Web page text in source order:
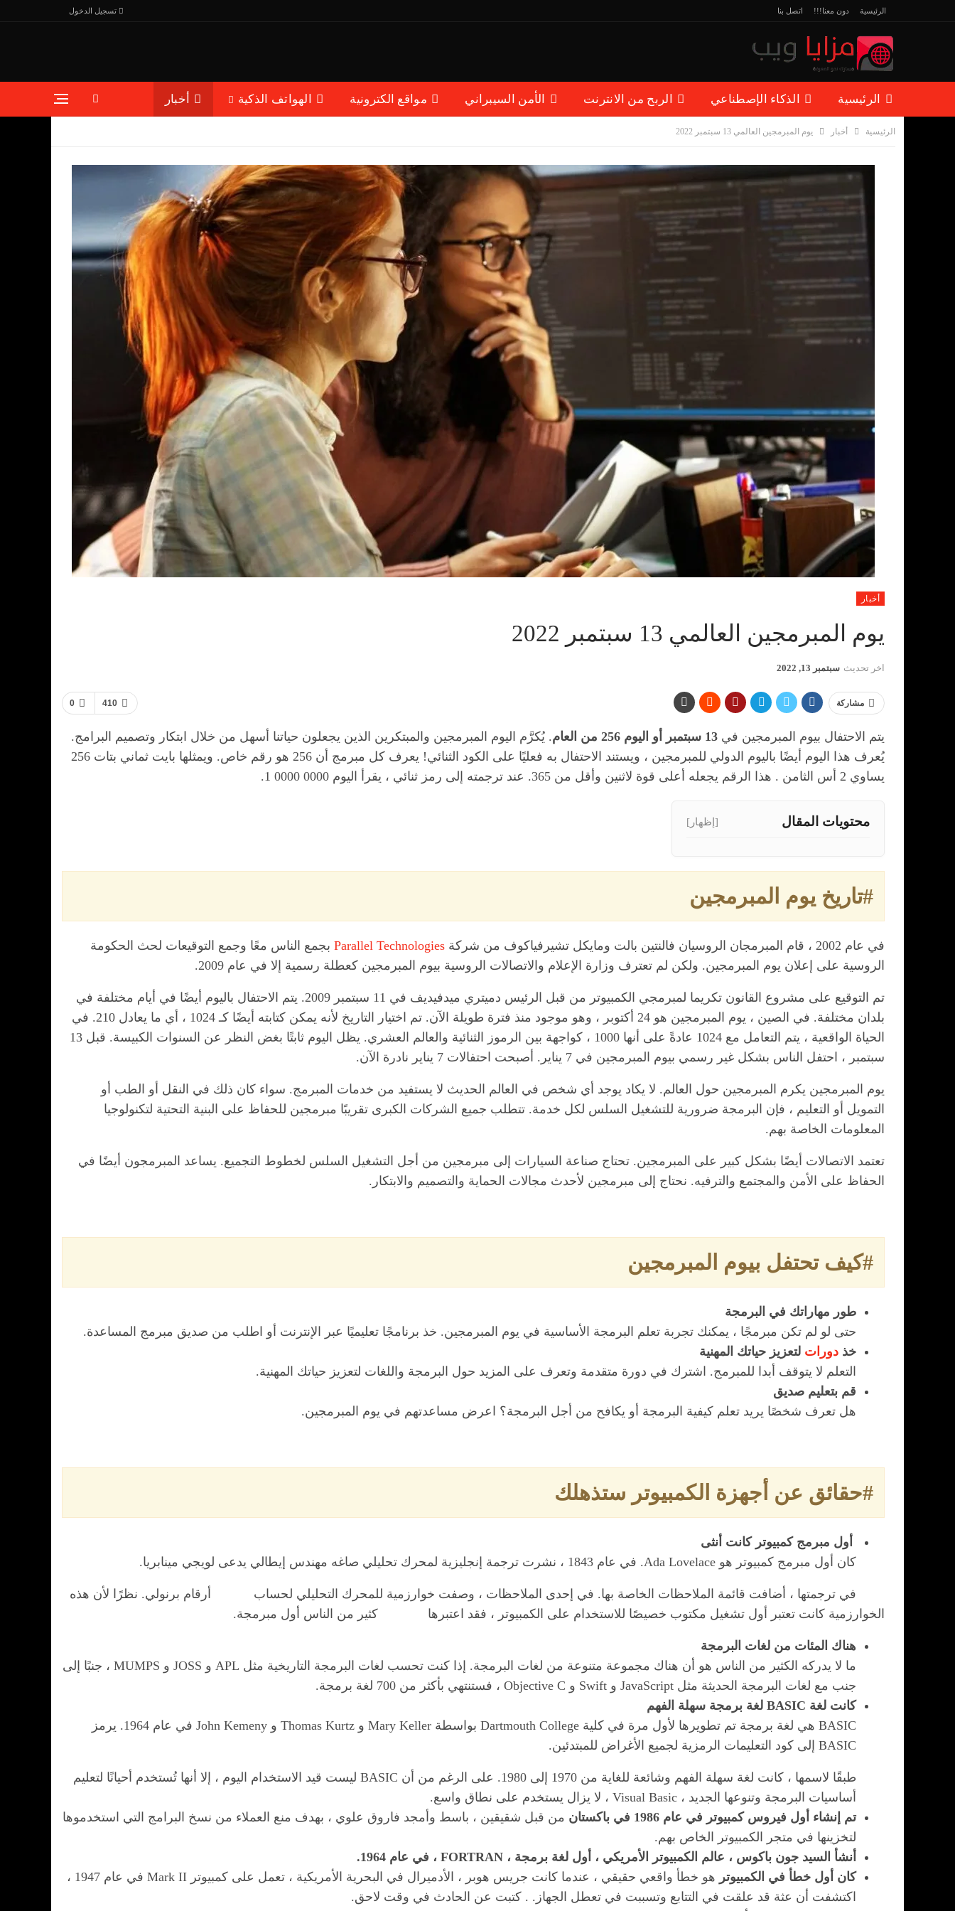
تسجيل الدخول الرئيسية دون معنا!!! اتصل بنا
الرئيسية الذكاء الإصطناعي الربح من الانترنت الأمن السيبراني مواقع الكترونية الهواتف الذكية أخبار
مقالات منوعة
الرئيسية أخبار يوم المبرمجين العالمي 13 سبتمبر 2022
أخبار
يوم المبرمجين العالمي 13 سبتمبر 2022
اخر تحديث سبتمبر 13, 2022
0 410 مشاركة
يتم الاحتفال بيوم المبرمجين في 13 سبتمبر أو اليوم 256 من العام
. يُكرَّم اليوم المبرمجين والمبتكرين الذين يجعلون حياتنا أسهل من خلال ابتكار وتصميم البرامج.
يُعرف هذا اليوم أيضًا باليوم الدولي للمبرمجين ، ويستند الاحتفال به فعليًا على الكود الثنائي! يعرف كل مبرمج أن 256 هو رقم خاص. ويمثلها بايت ثماني بتات 256
يساوي 2 أس الثامن . هذا الرقم يجعله أعلى قوة لاثنين وأقل من 365. عند ترجمته إلى رمز ثنائي ، يقرأ اليوم 0000 0000 1.
محتويات المقال [إظهار]
#تاريخ يوم المبرمجين
في عام 2002 ، قام المبرمجان الروسيان فالنتين بالت ومايكل تشيرفياكوف من شركة Parallel Technologies بجمع الناس معًا وجمع التوقيعات لحث الحكومة
الروسية على إعلان يوم المبرمجين. ولكن لم تعترف وزارة الإعلام والاتصالات الروسية بيوم المبرمجين كعطلة رسمية إلا في عام 2009.
تم التوقيع على مشروع القانون تكريما لمبرمجي الكمبيوتر من قبل الرئيس دميتري ميدفيديف في 11 سبتمبر 2009. يتم الاحتفال باليوم أيضًا في أيام مختلفة في
بلدان مختلفة. في الصين ، يوم المبرمجين هو 24 أكتوبر ، وهو موجود منذ فترة طويلة الآن. تم اختيار التاريخ لأنه يمكن كتابته أيضًا كـ 1024 ، أي ما يعادل 210. في
الحياة الواقعية ، يتم التعامل مع 1024 عادةً على أنها 1000 ، كواجهة بين الرموز الثنائية والعالم العشري. يظل اليوم ثابتًا بغض النظر عن السنوات الكبيسة. قبل 13
سبتمبر ، احتفل الناس بشكل غير رسمي بيوم المبرمجين في 7 يناير. أصبحت احتفالات 7 يناير نادرة الآن.
يوم المبرمجين يكرم المبرمجين حول العالم. لا يكاد يوجد أي شخص في العالم الحديث لا يستفيد من خدمات المبرمج. سواء كان ذلك في النقل أو الطب أو
التمويل أو التعليم ، فإن البرمجة ضرورية للتشغيل السلس لكل خدمة. تتطلب جميع الشركات الكبرى تقريبًا مبرمجين للحفاظ على البنية التحتية لتكنولوجيا
المعلومات الخاصة بهم.
تعتمد الاتصالات أيضًا بشكل كبير على المبرمجين. تحتاج صناعة السيارات إلى مبرمجين من أجل التشغيل السلس لخطوط التجميع. يساعد المبرمجون أيضًا في
الحفاظ على الأمن والمجتمع والترفيه. نحتاج إلى مبرمجين لأحدث مجالات الحماية والتصميم والابتكار.
#كيف تحتفل بيوم المبرمجين
طور مهاراتك في البرمجة
حتى لو لم تكن مبرمجًا ، يمكنك تجربة تعلم البرمجة الأساسية في يوم المبرمجين. خذ برنامجًا تعليميًا عبر الإنترنت أو اطلب من صديق مبرمج المساعدة.
خذ دورات لتعزيز حياتك المهنية
التعلم لا يتوقف أبدا للمبرمج. اشترك في دورة متقدمة وتعرف على المزيد حول البرمجة واللغات لتعزيز حياتك المهنية.
قم بتعليم صديق
هل تعرف شخصًا يريد تعلم كيفية البرمجة أو يكافح من أجل البرمجة؟ اعرض مساعدتهم في يوم المبرمجين.
#حقائق عن أجهزة الكمبيوتر ستذهلك
أول مبرمج كمبيوتر كانت أنثى
كان أول مبرمج كمبيوتر هو Ada Lovelace. في عام 1843 ، نشرت ترجمة إنجليزية لمحرك تحليلي صاغه مهندس إيطالي يدعى لويجي مينابريا.
في ترجمتها ، أضافت قائمة الملاحظات الخاصة بها. في إحدى الملاحظات ، وصفت خوارزمية للمحرك التحليلي لحساب أرقام برنولي. نظرًا لأن هذه
الخوارزمية كانت تعتبر أول تشغيل مكتوب خصيصًا للاستخدام على الكمبيوتر ، فقد اعتبرها كثير من الناس أول مبرمجة.
هناك المئات من لغات البرمجة
ما لا يدركه الكثير من الناس هو أن هناك مجموعة متنوعة من لغات البرمجة. إذا كنت تحسب لغات البرمجة التاريخية مثل APL و JOSS و MUMPS ، جنبًا إلى
جنب مع لغات البرمجة الحديثة مثل JavaScript و Swift و Objective C ، فستنتهي بأكثر من 700 لغة برمجة.
كانت لغة BASIC لغة برمجة سهلة الفهم
BASIC هي لغة برمجة تم تطويرها لأول مرة في كلية Dartmouth College بواسطة Mary Keller و Thomas Kurtz و John Kemeny في عام 1964. يرمز
BASIC إلى كود التعليمات الرمزية لجميع الأغراض للمبتدئين.
طبقًا لاسمها ، كانت لغة سهلة الفهم وشائعة للغاية من 1970 إلى 1980. على الرغم من أن BASIC ليست قيد الاستخدام اليوم ، إلا أنها تُستخدم أحيانًا لتعليم
أساسيات البرمجة وتنوعها الجديد ، Visual Basic ، لا يزال يستخدم على نطاق واسع.
تم إنشاء أول فيروس كمبيوتر في عام 1986 في باكستان
من قبل شقيقين ، باسط وأمجد فاروق علوي ، بهدف منع العملاء من نسخ البرامج التي استخدموها
لتخزينها في متجر الكمبيوتر الخاص بهم.
أنشأ السيد جون باكوس ، عالم الكمبيوتر الأمريكي ، أول لغة برمجة ، FORTRAN ، في عام 1964.
كان أول خطأ في الكمبيوتر
هو خطأ واقعي حقيقي ، عندما كانت جريس هوبر ، الأدميرال في البحرية الأمريكية ، تعمل على كمبيوتر Mark II في عام 1947 ،
اكتشفت أن عثة قد علقت في التتابع وتسببت في تعطل الجهاز. . كتبت عن الحادث في وقت لاحق.